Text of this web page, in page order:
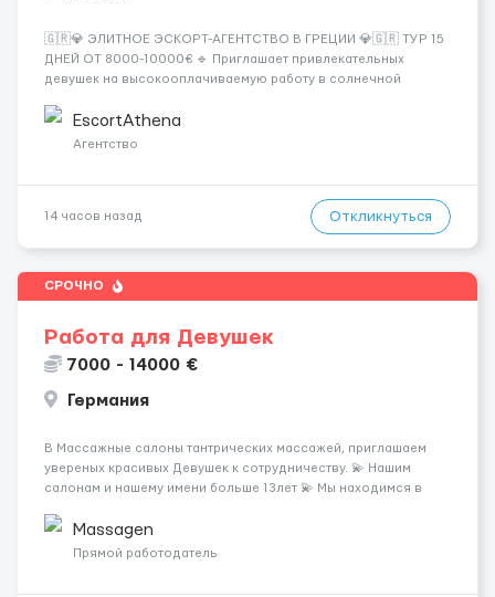
🇬🇷💎 ЭЛИТНОЕ ЭСКОРТ-АГЕНТСТВО В ГРЕЦИИ 💎🇬🇷 ТУР 15
ДНЕЙ ОТ 8000-10000€ 🔹 Приглашает привлекательных
девушек на высокооплачиваемую работу в солнечной
хорошие деньги 💶 — это предложение для тебя! 🔹
Требования: ✔️ Возраст от ...
EscortAthena
Агентство
14 часов назад Откликнуться
СРОЧНО
Работа для Девушек
7000 - 14000 €
Германия
В Массажные салоны тантрических массажей, приглашаем
увереных красивых Девушек к сотрудничеству. 💫 Нашим
салонам и нашему имени больше 13лет 💫 Мы находимся в
заработная плата 💚Мы гарантируем Наличие работы. Поток 💝
incall / Out...
Massagen
Прямой работодатель